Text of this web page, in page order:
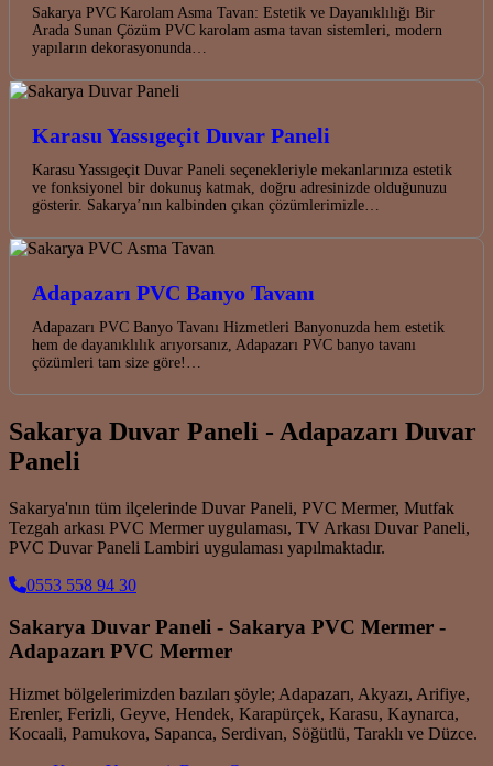
Sakarya PVC Karolam Asma Tavan: Estetik ve Dayanıklılığı Bir
Arada Sunan Çözüm PVC karolam asma tavan sistemleri, modern
yapıların dekorasyonunda…
Karasu Yassıgeçit Duvar Paneli
Karasu Yassıgeçit Duvar Paneli seçenekleriyle mekanlarınıza estetik
ve fonksiyonel bir dokunuş katmak, doğru adresinizde olduğunuzu
gösterir. Sakarya’nın kalbinden çıkan çözümlerimizle…
Adapazarı PVC Banyo Tavanı
Adapazarı PVC Banyo Tavanı Hizmetleri Banyonuzda hem estetik
hem de dayanıklılık arıyorsanız, Adapazarı PVC banyo tavanı
çözümleri tam size göre!…
Sakarya Duvar Paneli - Adapazarı Duvar
Paneli
Sakarya'nın tüm ilçelerinde Duvar Paneli, PVC Mermer, Mutfak
Tezgah arkası PVC Mermer uygulaması, TV Arkası Duvar Paneli,
PVC Duvar Paneli Lambiri uygulaması yapılmaktadır.
0553 558 94 30
Sakarya Duvar Paneli - Sakarya PVC Mermer -
Adapazarı PVC Mermer
Hizmet bölgelerimizden bazıları şöyle; Adapazarı, Akyazı, Arifiye,
Erenler, Ferizli, Geyve, Hendek, Karapürçek, Karasu, Kaynarca,
Kocaali, Pamukova, Sapanca, Serdivan, Söğütlü, Taraklı ve Düzce.